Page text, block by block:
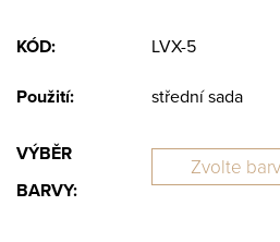
KÓD: LVX-5
Použití: střední sada
VÝBĚR
BARVY: